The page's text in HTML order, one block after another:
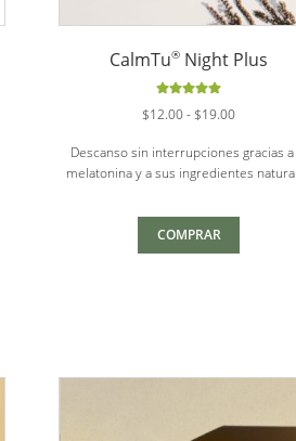
CalmTu® Night Plus
5.00
$12.00- $19.00Rango
precios:
desde
hasta
Descanso sin interrupciones gracias a
melatonina y a sus ingredientes
COMPRAR